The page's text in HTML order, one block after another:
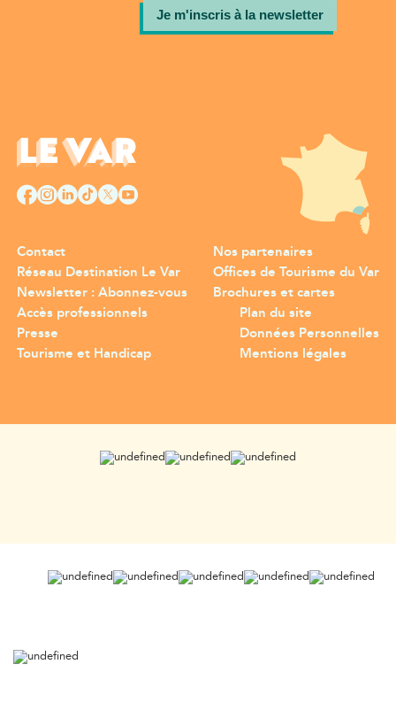
Je m'inscris à la newsletter
Contact
Réseau Destination Le Var
Newsletter : Abonnez-vous
Nos partenaires
Offices de Tourisme du Var
Brochures et cartes
Accès professionnels
Presse
Tourisme et Handicap
Plan du site
Données Personnelles
Mentions légales